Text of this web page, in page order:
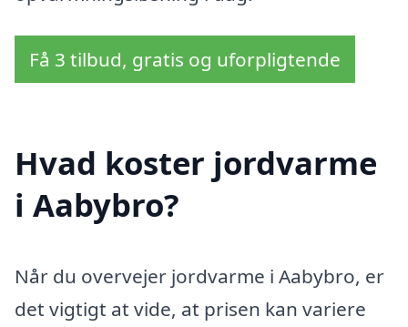
Få 3 tilbud, gratis og uforpligtende
Hvad koster jordvarme
i Aabybro?
Når du overvejer jordvarme i Aabybro, er
det vigtigt at vide, at prisen kan variere